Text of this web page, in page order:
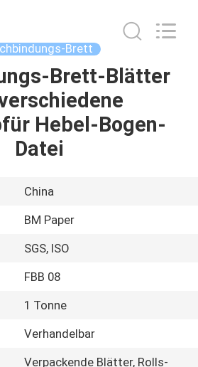
Brett
Brett-Blätter
Hebel-Bogen-
Datei
China
BM Paper
SGS, ISO
FBB 08
1 Tonne
Verhandelbar
Verpackende Blätter, Rolls-